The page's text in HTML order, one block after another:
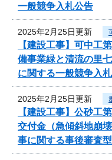
一般競争入札公告
2025年2月25日更新
【建設工事】可中工
備事業緑と清流の里
に関する一般競争入
2025年2月25日更新
【建設工事】公砂工
交付金（急傾斜地崩
事に関する事後審査